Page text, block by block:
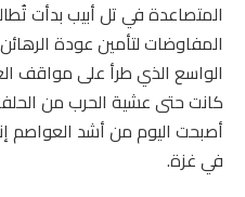
المتصاعدة في تل أبيب بدأت
المفاوضات لتأمين عودة
الواسع الذي طرأ على مواقف
كانت حتى عشية الحرب من
أصبحت اليوم من أشد العواصم
في غزة.